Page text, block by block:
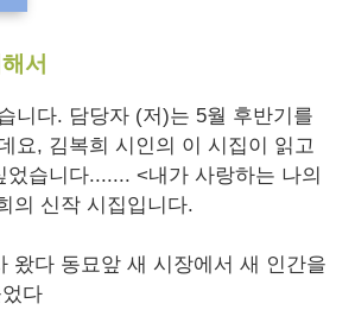
서
니다. 담당자 (저)는 5월 후반기를
요, 김복희 시인의 이 시집이 읽고
었습니다.......<내가 사랑하는 나의
의 신작 시집입니다.
왔다 동묘앞 새 시장에서 새 인간을
다